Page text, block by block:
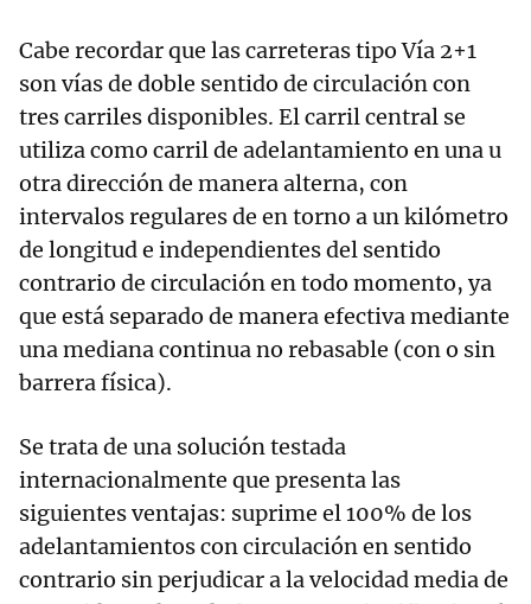
Cabe recordar que las carreteras tipo Vía 2+1
son vías de doble sentido de circulación con
tres carriles disponibles. El carril central se
utiliza como carril de adelantamiento en una u
otra dirección de manera alterna, con
intervalos regulares de en torno a un kilómetro
de longitud e independientes del sentido
contrario de circulación en todo momento, ya
que está separado de manera efectiva mediante
una mediana continua no rebasable (con o sin
barrera física).
Se trata de una solución testada
internacionalmente que presenta las
siguientes ventajas: suprime el 100% de los
adelantamientos con circulación en sentido
contrario sin perjudicar a la velocidad media de